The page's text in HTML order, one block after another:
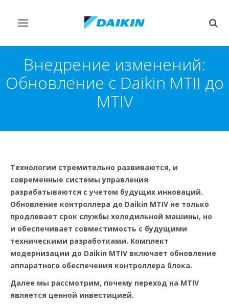
Переключить
Внедрение изменений:
Обновление с Daikin MTII до
MTIV
Технологии стремительно развиваются, и
современные системы управления
разрабатываются с учетом будущих инноваций.
Обновление контроллера до Daikin MTIV не только
продлевает срок службы холодильной машины, но
и обеспечивает совместимость с будущими
техническими разработками. Комплект
модернизации до Daikin MTIV включает обновление
аппаратного обеспечения контроллера блока.
Далее мы рассмотрим, почему переход на MTIV
является ценной инвестицией.